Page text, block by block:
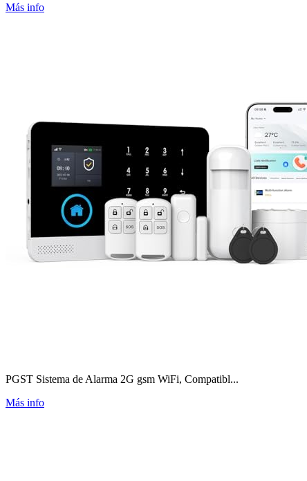
Más info
PGST Sistema de Alarma 2G gsm WiFi, Compatibl...
Más info